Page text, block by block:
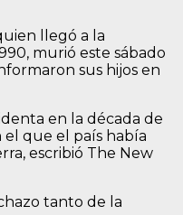
llegó a la
murió este sábado
sus hijos en
en la década de
el que el país había
escribió The New
tanto de la